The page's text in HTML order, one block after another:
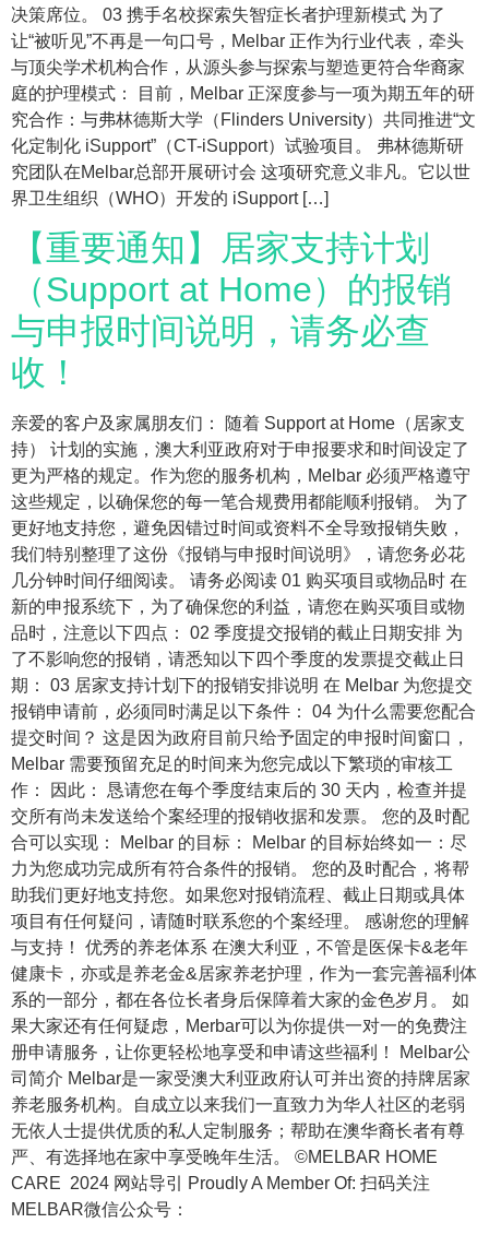
决策席位。 03 携手名校探索失智症长者护理新模式 为了
让“被听见”不再是一句口号，Melbar 正作为行业代表，牵头
与顶尖学术机构合作，从源头参与探索与塑造更符合华裔家
庭的护理模式： 目前，Melbar 正深度参与一项为期五年的研
究合作：与弗林德斯大学（Flinders University）共同推进“文
化定制化 iSupport”（CT-iSupport）试验项目。 弗林德斯研
究团队在Melbar总部开展研讨会 这项研究意义非凡。它以世
界卫生组织（WHO）开发的 iSupport […]
【重要通知】居家支持计划
（Support at Home）的报销
与申报时间说明，请务必查
收！
亲爱的客户及家属朋友们： 随着 Support at Home（居家支
持） 计划的实施，澳大利亚政府对于申报要求和时间设定了
更为严格的规定。作为您的服务机构，Melbar 必须严格遵守
这些规定，以确保您的每一笔合规费用都能顺利报销。 为了
更好地支持您，避免因错过时间或资料不全导致报销失败，
我们特别整理了这份《报销与申报时间说明》，请您务必花
几分钟时间仔细阅读。 请务必阅读 01 购买项目或物品时 在
新的申报系统下，为了确保您的利益，请您在购买项目或物
品时，注意以下四点： 02 季度提交报销的截止日期安排 为
了不影响您的报销，请悉知以下四个季度的发票提交截止日
期： 03 居家支持计划下的报销安排说明 在 Melbar 为您提交
报销申请前，必须同时满足以下条件： 04 为什么需要您配合
提交时间？ 这是因为政府目前只给予固定的申报时间窗口，
Melbar 需要预留充足的时间来为您完成以下繁琐的审核工
作： 因此： 恳请您在每个季度结束后的 30 天内，检查并提
交所有尚未发送给个案经理的报销收据和发票。 您的及时配
合可以实现： Melbar 的目标： Melbar 的目标始终如一：尽
力为您成功完成所有符合条件的报销。 您的及时配合，将帮
助我们更好地支持您。如果您对报销流程、截止日期或具体
项目有任何疑问，请随时联系您的个案经理。 感谢您的理解
与支持！ 优秀的养老体系 在澳大利亚，不管是医保卡&老年
健康卡，亦或是养老金&居家养老护理，作为一套完善福利体
系的一部分，都在各位长者身后保障着大家的金色岁月。 如
果大家还有任何疑虑，Merbar可以为你提供一对一的免费注
册申请服务，让你更轻松地享受和申请这些福利！ Melbar公
司简介 Melbar是一家受澳大利亚政府认可并出资的持牌居家
养老服务机构。自成立以来我们一直致力为华人社区的老弱
无依人士提供优质的私人定制服务；帮助在澳华裔长者有尊
严、有选择地在家中享受晚年生活。 ©MELBAR HOME
CARE 2024 网站导引 Proudly A Member Of: 扫码关注
MELBAR微信公众号：